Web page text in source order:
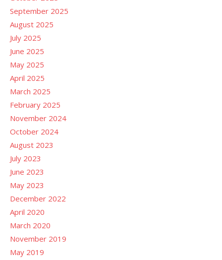
September 2025
August 2025
July 2025
June 2025
May 2025
April 2025
March 2025
February 2025
November 2024
October 2024
August 2023
July 2023
June 2023
May 2023
December 2022
April 2020
March 2020
November 2019
May 2019